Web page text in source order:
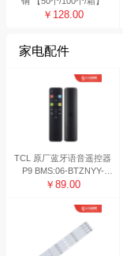
￥128.00
家电配件
TCL 原厂蓝牙语音遥控器
P9 BMS:06-BTZNYY-
BRC802D
￥89.00